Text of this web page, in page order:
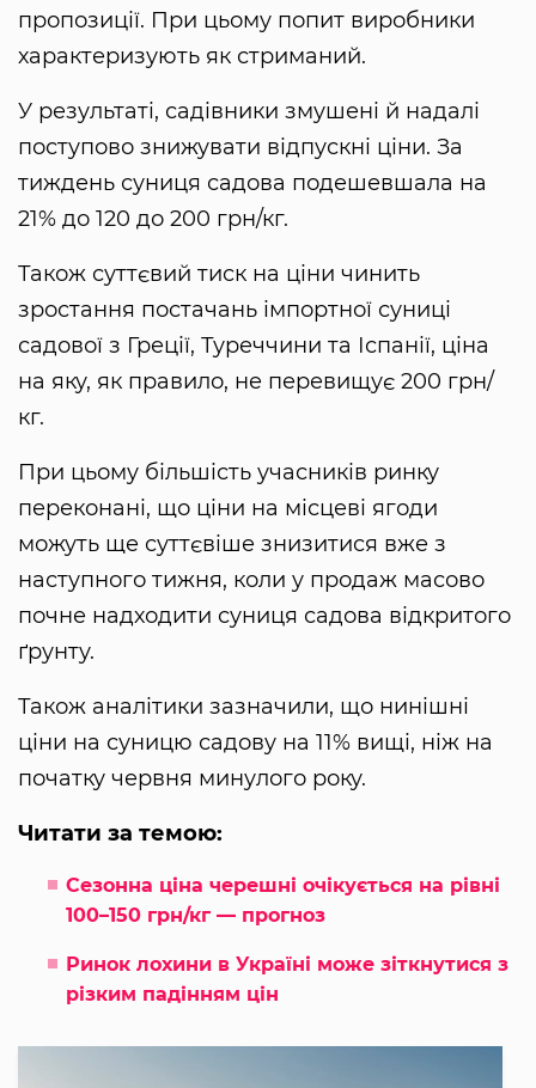
пропозиції. При цьому попит виробники
характеризують як стриманий.
У результаті, садівники змушені й надалі
поступово знижувати відпускні ціни. За
тиждень суниця садова подешевшала на
21% до 120 до 200 грн/кг.
Також суттєвий тиск на ціни чинить
зростання постачань імпортної суниці
садової з Греції, Туреччини та Іспанії, ціна
на яку, як правило, не перевищує 200 грн/
кг.
При цьому більшість учасників ринку
переконані, що ціни на місцеві ягоди
можуть ще суттєвіше знизитися вже з
наступного тижня, коли у продаж масово
почне надходити суниця садова відкритого
ґрунту.
Також аналітики зазначили, що нинішні
ціни на суницю садову на 11% вищі, ніж на
початку червня минулого року.
Читати за темою:
Сезонна ціна черешні очікується на рівні
100–150 грн/кг — прогноз
Ринок лохини в Україні може зіткнутися з
різким падінням цін